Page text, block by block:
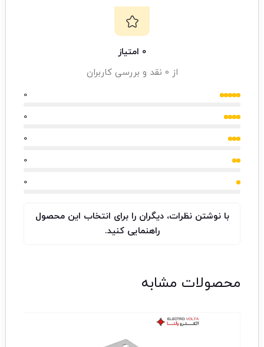
0 امتیاز
از 0 نقد و بررسی کاربران
0
0
0
0
0
با نوشتن نظرات، دیگران را برای انتخاب این محصول
راهنمایی کنید.
محصولات مشابه